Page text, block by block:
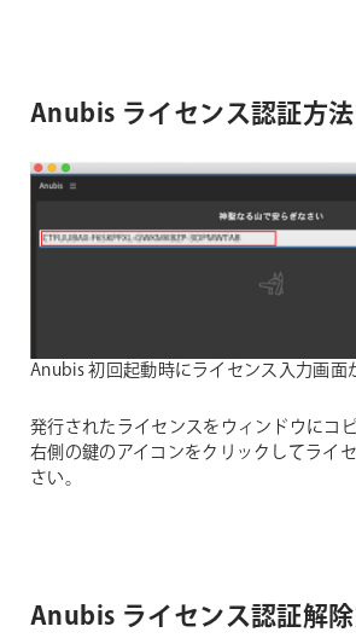
Anubis ライセンス認証方
Anubis 初回起動時にライセンス入力画面
発行されたライセンスをウィンドウにコ
右側の鍵のアイコンをクリックしてライ
さい。
Anubis ライセンス認証解